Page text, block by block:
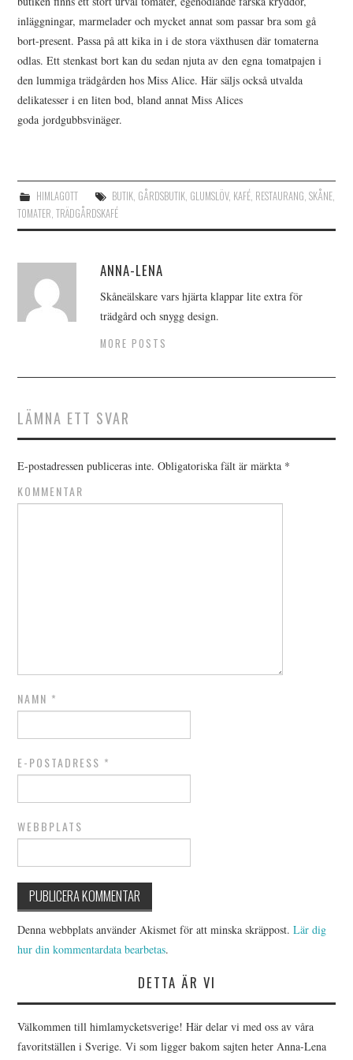
inläggningar, marmelader och mycket annat som passar bra som gå
bort-present. Passa på att kika in i de stora växthusen där tomaterna
odlas. Ett stenkast bort kan du sedan njuta av den egna tomatpajen i
den lummiga trädgården hos Miss Alice. Här säljs också utvalda
delikatesser i en liten bod, bland annat Miss Alices
goda jordgubbsvinäger.
HIMLAGOTT BUTIK, GÅRDSBUTIK, GLUMSLÖV, KAFÉ, RESTAURANG, SKÅNE,
TOMATER,TRÄDGÅRDSKAFÉ
ANNA-LENA
Skåneälskare vars hjärta klappar lite extra för
trädgård och snygg design.
MORE POSTS
LÄMNA ETT SVAR
E-postadressen publiceras inte. Obligatoriska fält är märkta *
KOMMENTAR
NAMN *
E-POSTADRESS *
WEBBPLATS
Denna webbplats använder Akismet för att minska skräppost.Lär dig
hur din kommentardata bearbetas.
DETTA ÄR VI
Välkommen till himlamycketsverige! Här delar vi med oss av våra
favoritställen i Sverige. Vi som ligger bakom sajten heter Anna-Lena